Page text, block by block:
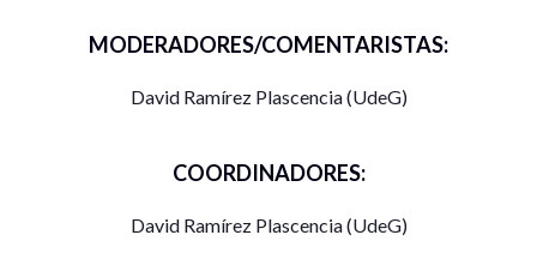
Tema: Mesa Comecso-UDGVirtual 2022
Hora: 7 oct 2022 10:00 a. m. Ciudad de México
pwd=Qk9hSzJGVHRNYTRBZFh6N2FlRHIvdz09
MODERADORES/COMENTARISTAS:
David Ramírez Plascencia (UdeG)
COORDINADORES:
David Ramírez Plascencia (UdeG)